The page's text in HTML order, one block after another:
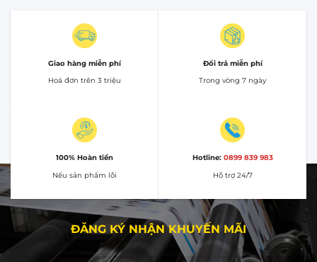
Giao hàng miễn phí
Hoá đơn trên 3 triệu
Đổi trả miễn phí
Trong vòng 7 ngày
100% Hoàn tiền
Nếu sản phẩm lỗi
Hotline: 0899 839 983
Hỗ trợ 24/7
ĐĂNG KÝ NHẬN KHUYẾN MÃI